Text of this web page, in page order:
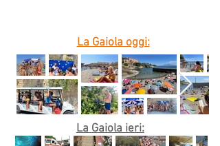
La Gaiola oggi:
La Gaiola ieri: